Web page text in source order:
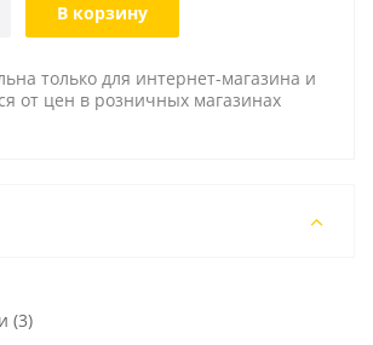
В корзину
только для интернет-магазина и
от цен в розничных магазинах
(3)